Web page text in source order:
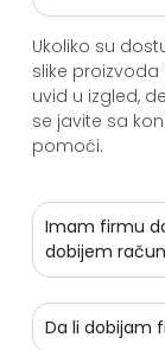
Ukoliko su
slike proizvoda
uvid u izgled,
se javite sa
pomoći.
Imam firmu
dobijem
Da li dobijam